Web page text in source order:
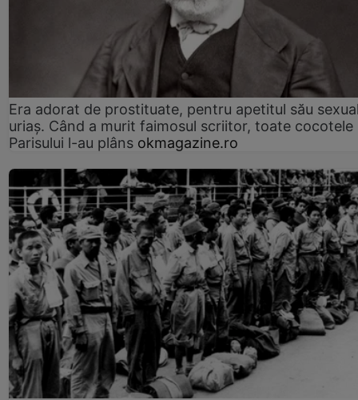
Era adorat de prostituate, pentru apetitul său
uriaș. Când a murit faimosul scriitor, toate cocotele
Parisului l-au plâns okmagazine.ro